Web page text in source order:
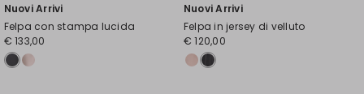
Nuovi Arrivi
Felpa con stampa lucida
€ 133,00
Nuovi Arrivi
Felpa in jersey di velluto
€ 120,00